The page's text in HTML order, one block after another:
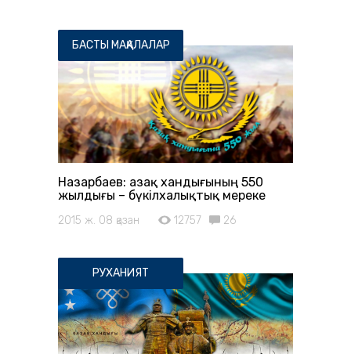
БАСТЫ МАҚАЛАЛАР
Назарбаев: Қазақ хандығының 550
жылдығы – бүкілхалықтық мереке
2015 ж. 08 қазан 12757 26
РУХАНИЯТ